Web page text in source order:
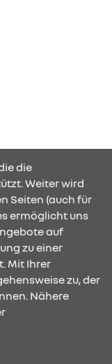
die
Weiter wird
Seiten (auch für
ermöglicht uns
auf
zu einer
Mit Ihrer
zu, der
Nähere